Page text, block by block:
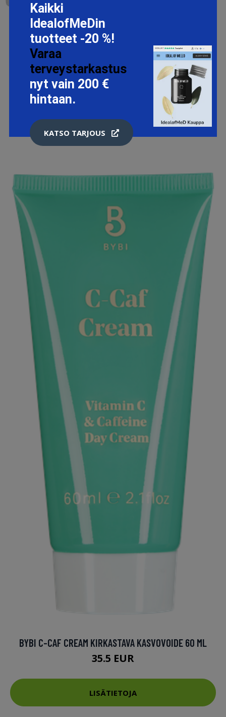
LUMENE VALO OVERNIGHT BRIGHT HELEYTTÄVÄ &
UUDISTAVA YÖVOIDE, LUMENE YÖVOITEET
18.9 EUR
BYBI C-CAF CREAM KIRKASTAVA KASVOVOIDE 60 ML
35.5 EUR
LISÄTIETOJA
Kaikki
IdealofMeDin
tuotteet -20 %!
Varaa
terveystarkastus
nyt vain 200 €
hintaan.
KATSO TARJOUS